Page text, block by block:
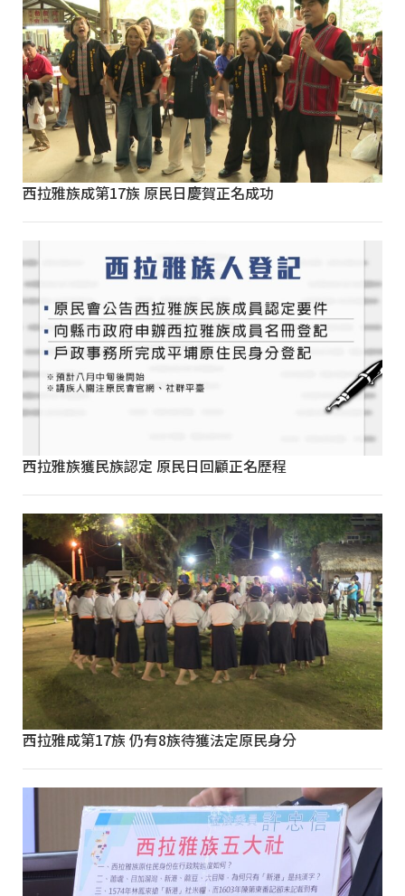
西拉雅族成第17族 原民日慶賀正名成功
西拉雅族獲民族認定 原民日回顧正名歷程
西拉雅成第17族 仍有8族待獲法定原民身分